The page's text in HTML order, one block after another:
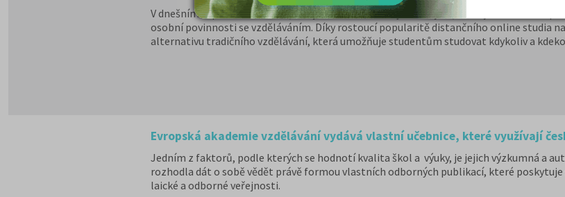
V dnešním uspěchaném světě, kde je čas často vzácným zdrojem, hledají mnozí lidé
osobní povinnosti se vzděláváním. Díky rostoucí popularitě distančního online studia
alternativu tradičního vzdělávání, která umožňuje studentům studovat kdykoliv a
Evropská akademie vzdělávání vydává vlastní učebnice, které využívají
Jedním z faktorů, podle kterých se hodnotí kvalita škol a výuky, je jejich výzkumná a
rozhodla dát o sobě vědět právě formou vlastních odborných publikací, které
laické a odborné veřejnosti.